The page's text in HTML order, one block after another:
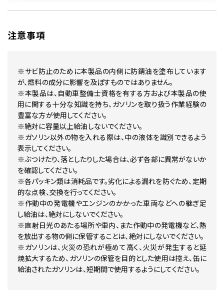
注意事項
※サビ防止のために本製品の内側に防錆油を塗布しています
が、燃料の成分に影響を及ぼすものではありません。
※本製品は、自動車整備士資格を有する方および本製品の使
用に関する十分な知識を持ち、ガソリンを取り扱う作業経験の
豊富な方が使用してください。
※絶対に容量以上給油しないでください。
※ガソリン以外の物を入れる際は、中の液体を識別できるよう
表示してください。
※ぶつけたり、落としたりした場合は、必ず各部に異常がないか
を確認してください。
※各パッキン類は消耗品です。劣化による漏れを防ぐため、定期
的な点検、交換を行ってください。
※作動中の発電機やエンジンのかかった車両などへの継ぎ足
し給油は、絶対にしないでください。
※直射日光のあたる場所や車内、また作動中の発電機など、熱
を放出する物の側に保管することは、絶対にしないでください。
※ガソリンは、火災の恐れが極めて高く、火災が発生すると延
焼拡大するため、ガソリンの保管を目的とした使用は控え、缶に
給油されたガソリンは、短期間で使用するようにしてください。